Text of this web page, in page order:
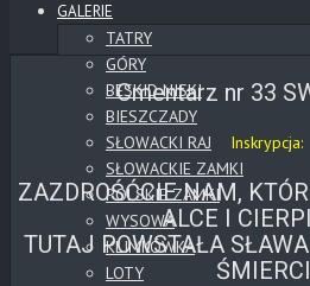
GALERIE
TATRY
GÓRY
BESKID NISKI
BIESZCZADY
SŁOWACKI RAJ
SŁOWACKIE ZAMKI
POLSKIE ZAMKI
WYSOWA
KLIMKÓWKA
LOTY
Cmentarz nr 33
Inskrypcja:
ZAZDROŚĆCIE NAM,
ALCE I
TUTAJ POWSTAŁA